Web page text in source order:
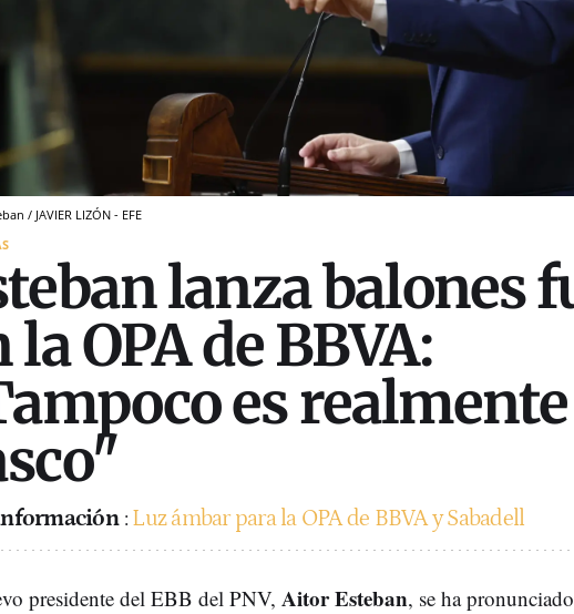
/ JAVIER LIZÓN - EFE
lanza balones
la OPA de BBVA:
es realmente
: Luz ámbar para la OPA de BBVA y Sabadell
presidente del EBB del PNV, Aitor Esteban, se ha pronunciado